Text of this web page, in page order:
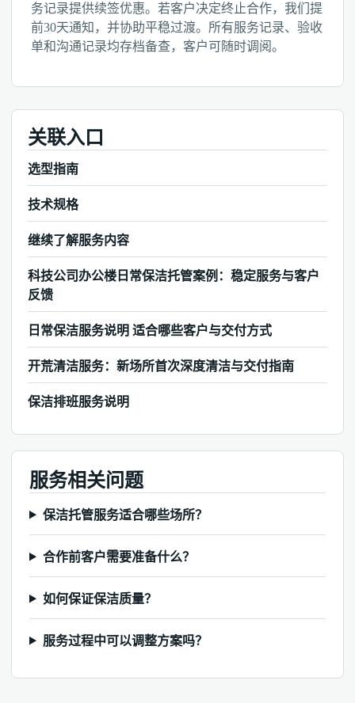
务记录提供续签优惠。若客户决定终止合作，我们提
前30天通知，并协助平稳过渡。所有服务记录、验收
单和沟通记录均存档备查，客户可随时调阅。
关联入口
选型指南
技术规格
继续了解服务内容
科技公司办公楼日常保洁托管案例：稳定服务与客户
反馈
日常保洁服务说明 适合哪些客户与交付方式
开荒清洁服务：新场所首次深度清洁与交付指南
保洁排班服务说明
服务相关问题
保洁托管服务适合哪些场所？
合作前客户需要准备什么？
如何保证保洁质量？
服务过程中可以调整方案吗？